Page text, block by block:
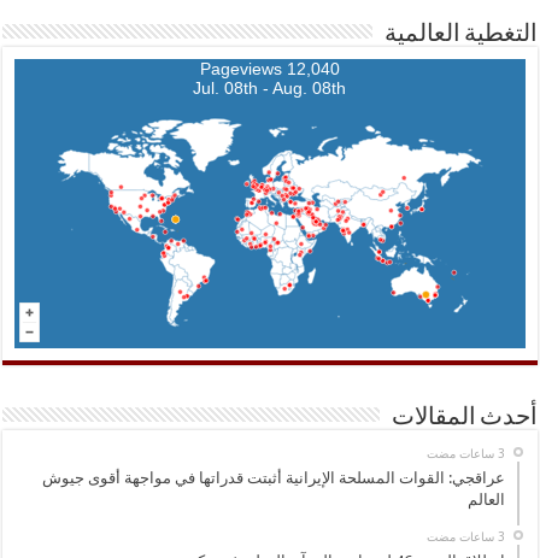
التغطية العالمية
12,040 Pageviews
Jul. 08th - Aug. 08th
أحدث المقالات
عراقجي: القوات المسلحة الإيرانية أثبتت قدراتها في مواجهة أقوى جيوش
العالم